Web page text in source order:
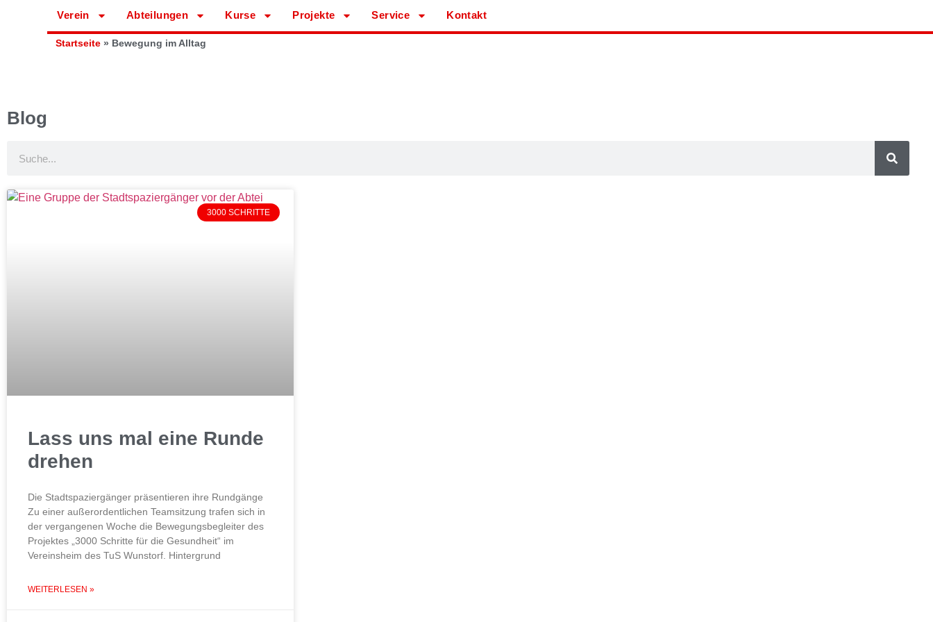
Verein Abteilungen Kurse Projekte Service Kontakt
Startseite » Bewegung im Alltag
Blog
3000 SCHRITTE
Lass uns mal eine Runde
drehen
Die Stadtspaziergänger präsentieren ihre Rundgänge
Zu einer außerordentlichen Teamsitzung trafen sich in
der vergangenen Woche die Bewegungsbegleiter des
Projektes „3000 Schritte für die Gesundheit“ im
Vereinsheim des TuS Wunstorf. Hintergrund
WEITERLESEN »